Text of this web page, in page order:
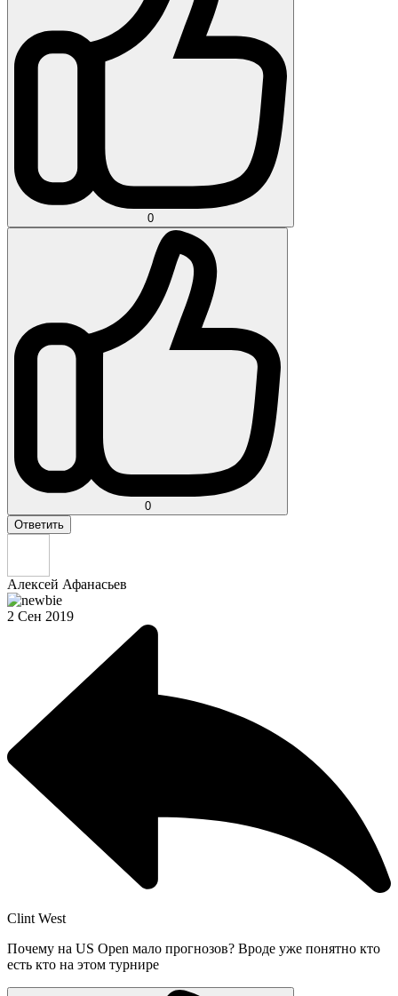
0
0
Ответить
Алексей Афанасьев
2 Сен 2019
Clint West
Почему на US Open мало прогнозов? Вроде уже понятно кто
есть кто на этом турнире